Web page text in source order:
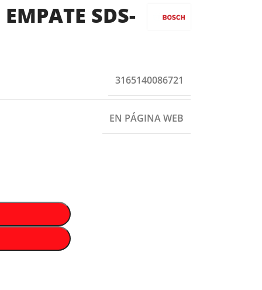
SDS-
3165140086721
EN PÁGINA WEB